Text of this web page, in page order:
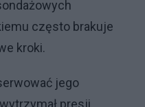
często brakuje
kroki.
jego
presji